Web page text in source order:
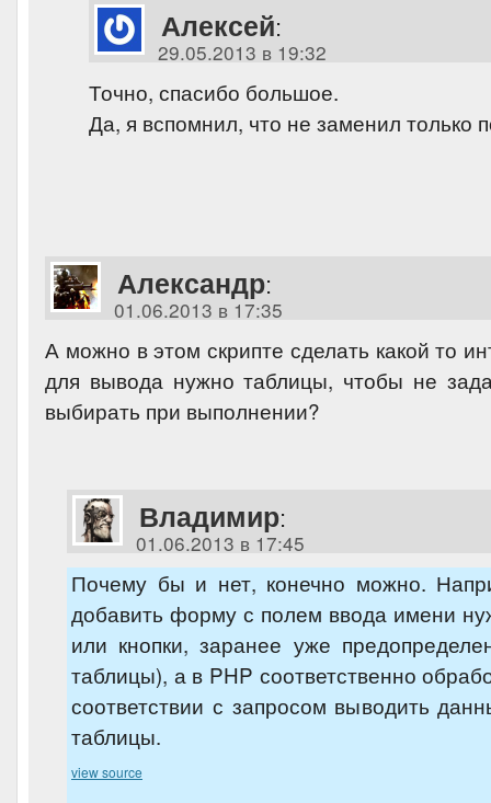
Алексей:
29.05.2013 в 19:32
Точно, спасибо большое.
Да, я вспомнил, что не заменил только
Александр:
01.06.2013 в 17:35
А можно в этом скрипте сделать какой то
для вывода нужно таблицы, чтобы не
выбирать при выполнении?
Владимир:
01.06.2013 в 17:45
Почему бы и нет, конечно можно.
добавить форму с полем ввода имени
или кнопки, заранее уже
таблицы), а в PHP соответственно
соответствии с запросом выводить
таблицы.
view source